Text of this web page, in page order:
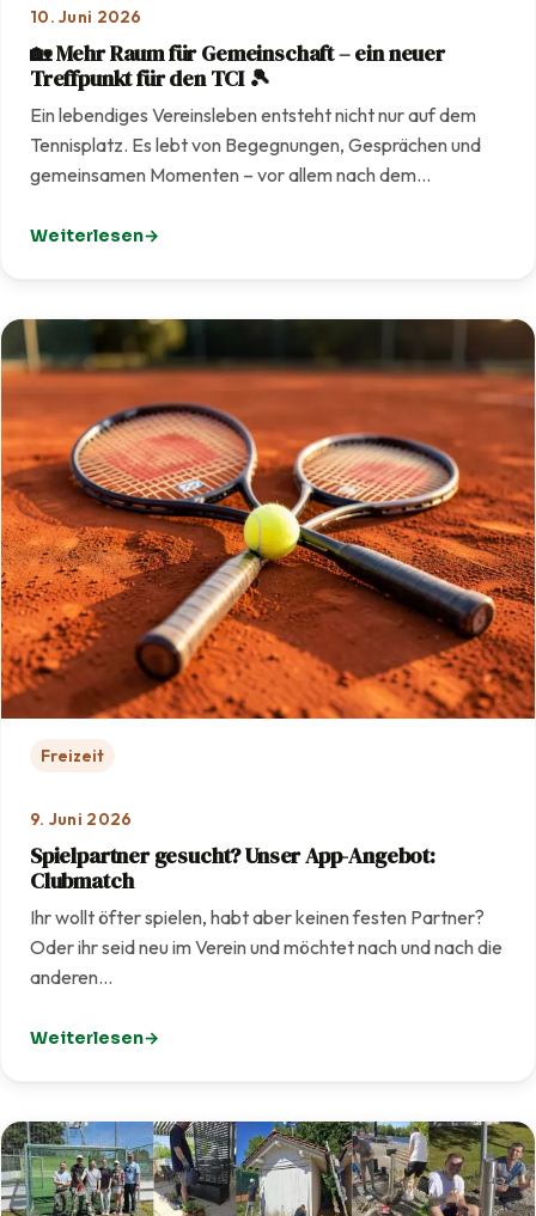
10. Juni 2026
🏡 Mehr Raum für Gemeinschaft – ein neuer
Treffpunkt für den TCI 🎾
Ein lebendiges Vereinsleben entsteht nicht nur auf dem
Tennisplatz. Es lebt von Begegnungen, Gesprächen und
gemeinsamen Momenten – vor allem nach dem…
Weiterlesen
: 🏡 Mehr Raum für Gemeinschaft – ein neuer Treffpunkt
Freizeit
9. Juni 2026
Spielpartner gesucht? Unser App-Angebot:
Clubmatch
Ihr wollt öfter spielen, habt aber keinen festen Partner?
Oder ihr seid neu im Verein und möchtet nach und nach die
anderen…
Weiterlesen
: Spielpartner gesucht? Unser App-Angebot: Clubmatch